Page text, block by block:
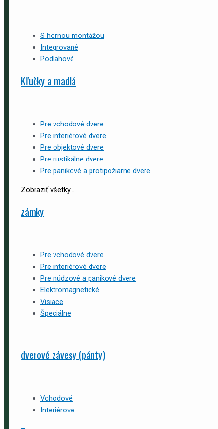
S hornou montážou
Integrované
Podlahové
Kľučky a madlá
Pre vchodové dvere
Pre interiérové dvere
Pre objektové dvere
Pre rustikálne dvere
Pre panikové a protipožiarne dvere
Zobraziť všetky...
zámky
Pre vchodové dvere
Pre interiérové dvere
Pre núdzové a panikové dvere
Elektromagnetické
Visiace
Špeciálne
dverové závesy (pánty)
Vchodové
Interiérové